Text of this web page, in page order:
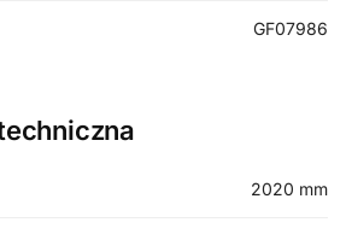
GF07986
2020 mm